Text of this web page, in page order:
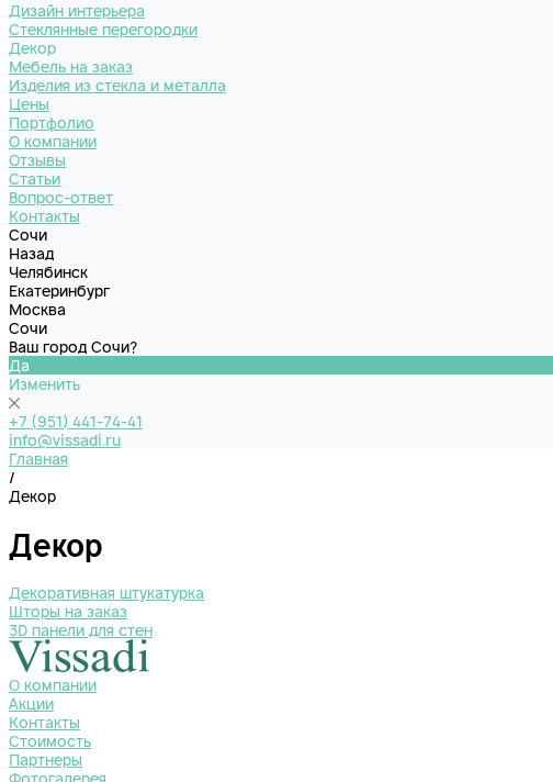
Дизайн интерьера
Стеклянные перегородки
Декор
Мебель на заказ
Изделия из стекла и металла
Цены
Портфолио
О компании
Отзывы
Статьи
Вопрос-ответ
Контакты
Сочи
Назад
Челябинск
Екатеринбург
Москва
Сочи
Ваш город Сочи?
Да
Изменить
+7 (951) 441-74-41
info@vissadi.ru
Главная
/
Декор
Декор
Декоративная штукатурка
Шторы на заказ
3D панели для стен
О компании
Акции
Контакты
Стоимость
Партнеры
Фотогалерея